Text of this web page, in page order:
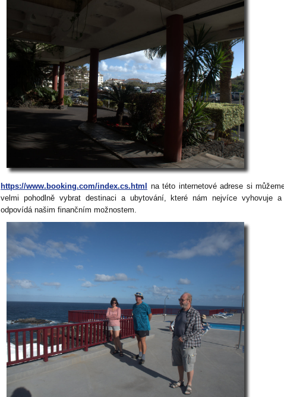
https://www.booking.com/index.cs.html
na této internetové adrese si
velmi pohodlně vybrat destinaci a ubytování, které nám nejvíce vyhovuje a
odpovídá našim finančním možnostem.